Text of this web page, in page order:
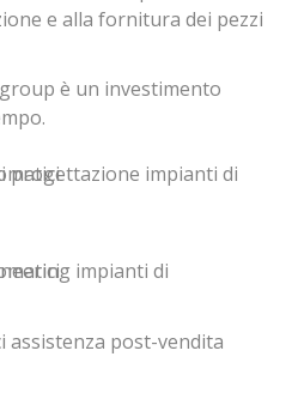
e alla fornitura dei pezzi
è un investimento